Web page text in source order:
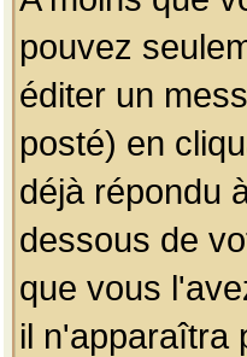
pouvez
éditer un
posté) en
déjà répondu
dessous de
que vous
il n'apparaîtra